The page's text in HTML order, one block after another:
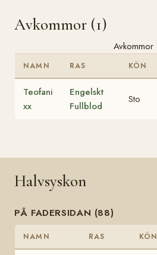
Avkommor (1)
Avkommor
NAMN RAS KÖN
Teofani
xx
Engelskt
Fullblod
Sto
Halvsyskon
PÅ FADERSIDAN (88)
NAMN RAS KÖN